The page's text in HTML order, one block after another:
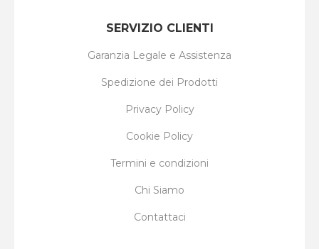
SERVIZIO CLIENTI
Garanzia Legale e Assistenza
Spedizione dei Prodotti
Privacy Policy
Cookie Policy
Termini e condizioni
Chi Siamo
Contattaci